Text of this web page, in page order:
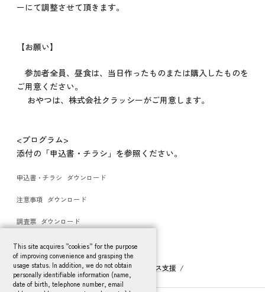
ーにて調整させて頂きます。
【お願い】
参加者全員、昼食は、当日作ったものまたは購入したものを
ご用意ください。
おやつは、株式会社クラッシーがご用意します。
<プログラム>
添付の「申込書・チラシ」を参照ください。
申込書・チラシ ダウンロード
注意事項 ダウンロード
調査票 ダウンロード
HOME 活動報告
ワークライフバランス支援
平成28年～29年度 徳島大学春休みKids Club
This site acquires ”cookies” for the purpose
of improving convenience and grasping the
usage status. In addition, we do not obtain
personally identifiable information (name,
date of birth, telephone number, email